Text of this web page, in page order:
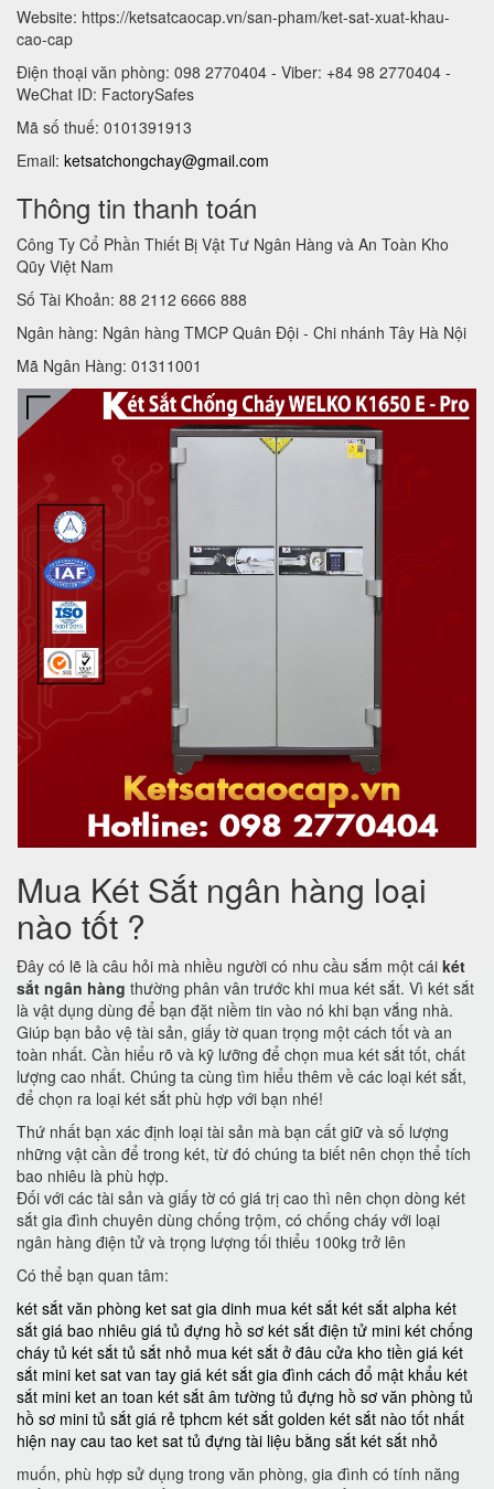
Website: https://ketsatcaocap.vn/san-pham/ket-sat-xuat-khau-
cao-cap
Điện thoại văn phòng: 098 2770404 - Viber: +84 98 2770404 -
WeChat ID: FactorySafes
Mã số thuế: 0101391913
Email: ketsatchongchay@gmail.com
Thông tin thanh toán
Công Ty Cổ Phần Thiết Bị Vật Tư Ngân Hàng và An Toàn Kho
Qũy Việt Nam
Số Tài Khoản: 88 2112 6666 888
Ngân hàng: Ngân hàng TMCP Quân Đội - Chi nhánh Tây Hà Nội
Mã Ngân Hàng: 01311001
Mua Két Sắt ngân hàng loại
nào tốt ?
Đây có lẽ là câu hỏi mà nhiều người có nhu cầu sắm một cái két
sắt ngân hàng thường phân vân trước khi mua két sắt. Vì két sắt
là vật dụng dùng để bạn đặt niềm tin vào nó khi bạn vắng nhà.
Giúp bạn bảo vệ tài sản, giấy tờ quan trọng một cách tốt và an
toàn nhất. Cần hiểu rõ và kỹ lưỡng để chọn mua két sắt tốt, chất
lượng cao nhất. Chúng ta cùng tìm hiểu thêm về các loại két sắt,
để chọn ra loại két sắt phù hợp với bạn nhé!
Thứ nhất bạn xác định loại tài sản mà bạn cất giữ và số lượng
những vật cần để trong két, từ đó chúng ta biết nên chọn thể tích
bao nhiêu là phù hợp.
Đối với các tài sản và giấy tờ có giá trị cao thì nên chọn dòng két
sắt gia đình chuyên dùng chống trộm, có chống cháy với loại
ngân hàng điện tử và trọng lượng tối thiểu 100kg trở lên
Có thể bạn quan tâm:
két sắt văn phòng ket sat gia dinh mua két sắt két sắt alpha két
sắt giá bao nhiêu giá tủ đựng hồ sơ két sắt điện tử mini két chống
cháy tủ két sắt tủ sắt nhỏ mua két sắt ở đâu cửa kho tiền giá két
sắt mini ket sat van tay giá két sắt gia đình cách đổ mật khẩu két
sắt mini ket an toan két sắt âm tường tủ đựng hồ sơ văn phòng tủ
hồ sơ mini tủ sắt giá rẻ tphcm két sắt golden két sắt nào tốt nhất
hiện nay cau tao ket sat tủ đựng tài liệu bằng sắt két sắt nhỏ
muốn, phù hợp sử dụng trong văn phòng, gia đình có tính năng